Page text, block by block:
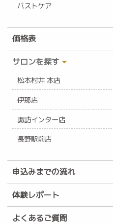
バストケア
価格表
サロンを探す
松本村井 本店
伊那店
諏訪インター店
長野駅前店
申込みまでの流れ
体験レポート
よくあるご質問